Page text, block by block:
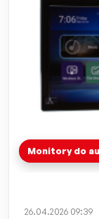
Monitory do
26.04.2026 09:39